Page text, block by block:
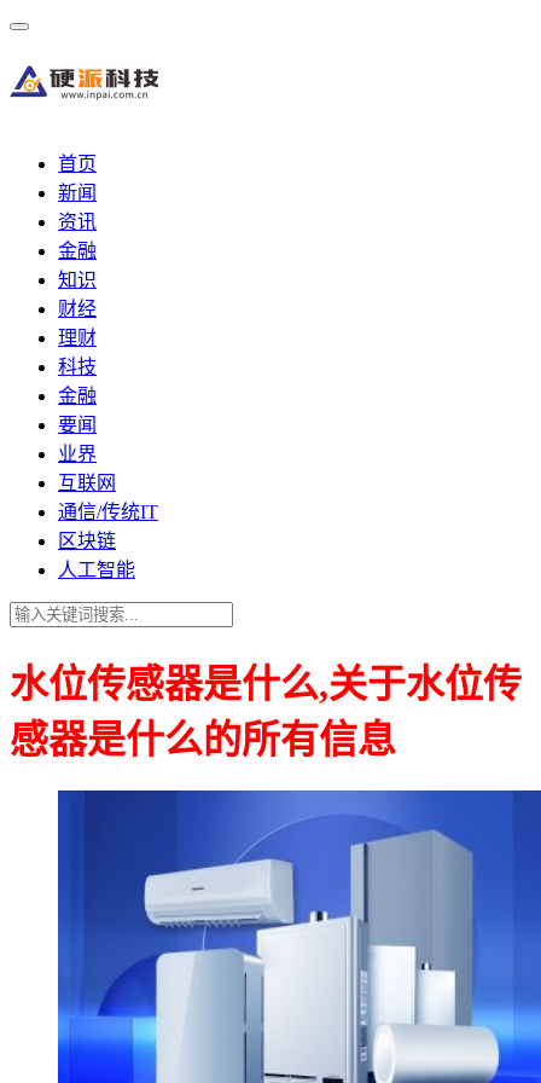
首页
新闻
资讯
金融
知识
财经
理财
科技
金融
要闻
业界
互联网
通信/传统IT
区块链
人工智能
水位传感器是什么,关于水位传
感器是什么的所有信息